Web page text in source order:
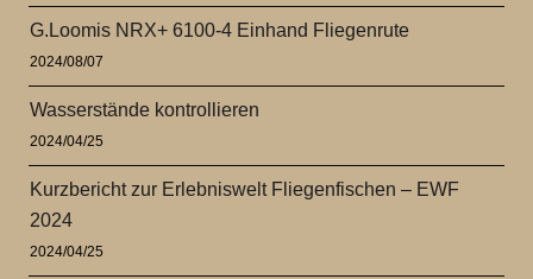
G.Loomis NRX+ 6100-4 Einhand Fliegenrute
2024/08/07
Wasserstände kontrollieren
2024/04/25
Kurzbericht zur Erlebniswelt Fliegenfischen – EWF
2024
2024/04/25